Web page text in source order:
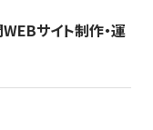
WEBサイト制作・運